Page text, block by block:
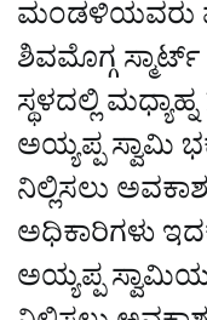
ಮಂಡಳಿಯವರು
ಶಿವಮೊಗ್ಗ
ಸ್ಥಳದಲ್ಲಿ
ಅಯ್ಯಪ್ಪ ಸ್ವಾಮಿ
ನಿಲ್ಲಿಸಲು
ಅಧಿಕಾರಿಗಳು
ಅಯ್ಯಪ್ಪ